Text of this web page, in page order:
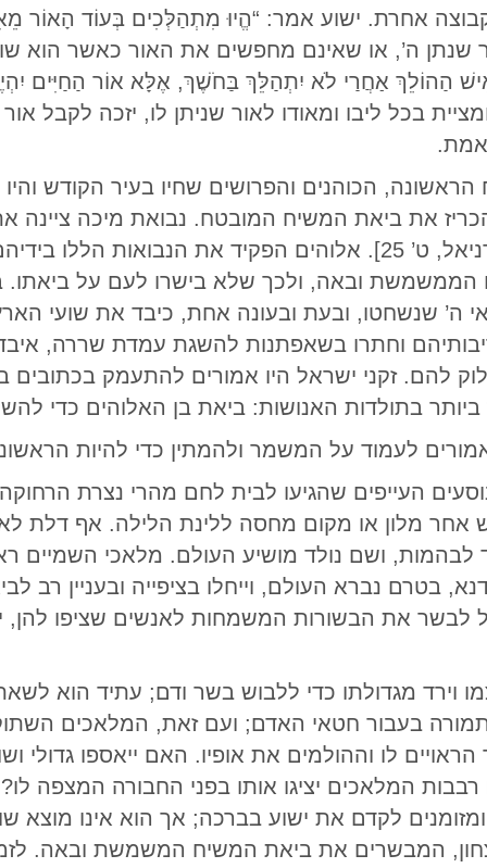
שנתן ה’, או שאינם מחפשים את האור כאשר הוא
ומציית בכל ליבו ומאודו לאור שניתן לו, יזכה לקבל
הכוהנים והפרושים שחיו בעיר הקודש
את מועד ביאתו [דניאל, ט’ 25]. אלוהים הפקיד את
הממשמשת ובאה, ולכך שלא בישרו לעם על
ה’ שנשחטו, ובעת ובעונה אחת, כיבד את שועי
וחתרו בשאפתנות להשגת עמדת שררה,
להם. זקני ישראל היו אמורים להתעמק בכתובים
בתולדות האנושות: ביאת בן האלוהים כדי
לעמוד על המשמר ולהמתין כדי להיות
העייפים שהגיעו לבית לחם מהרי נצרת
אחר מלון או מקום מחסה ללינת הלילה. אף דלת
לבהמות, ושם נולד מושיע העולם. מלאכי השמיים
בטרם נברא העולם, וייחלו בציפייה ובעניין רב
לבשר את הבשורות המשמחות לאנשים שציפו להן,
וירד מגדולתו כדי ללבוש בשר ודם; עתיד הוא
תמורה בעבור חטאי האדם; ועם זאת, המלאכים
לו וההולמים את אופיו. האם ייאספו גדולי
המלאכים יציגו אותו בפני החבורה המצפה
לקדם את ישוע בברכה; אך הוא אינו מוצא
המבשרים את ביאת המשיח המשמשת ובאה.